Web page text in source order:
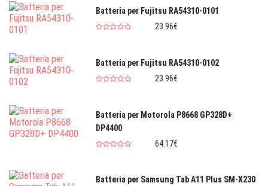
Batteria per Fujitsu RA54310-0101
23.96€
Batteria per Fujitsu RA54310-0102
23.96€
Batteria per Motorola P8668 GP328D+
DP4400
64.17€
Batteria per Samsung Tab A11 Plus SM-X230